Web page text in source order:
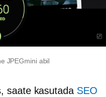
JPEGmini abil
saate kasutada SEO